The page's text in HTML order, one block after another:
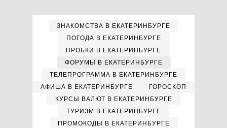
ЗНАКОМСТВА В ЕКАТЕРИНБУРГЕ
ПОГОДА В ЕКАТЕРИНБУРГЕ
ПРОБКИ В ЕКАТЕРИНБУРГЕ
ФОРУМЫ В ЕКАТЕРИНБУРГЕ
ТЕЛЕПРОГРАММА В ЕКАТЕРИНБУРГЕ
АФИША В ЕКАТЕРИНБУРГЕ
ГОРОСКОП
КУРСЫ ВАЛЮТ В ЕКАТЕРИНБУРГЕ
ТУРИЗМ В ЕКАТЕРИНБУРГЕ
ПРОМОКОДЫ В ЕКАТЕРИНБУРГЕ